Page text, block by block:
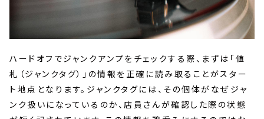
ハードオフでジャンクアンプをチェックする際、まずは「値
札（ジャンクタグ）」の情報を正確に読み取ることがスター
ト地点となります。ジャンクタグには、その個体がなぜジャ
ンク扱いになっているのか、店員さんが確認した際の状態